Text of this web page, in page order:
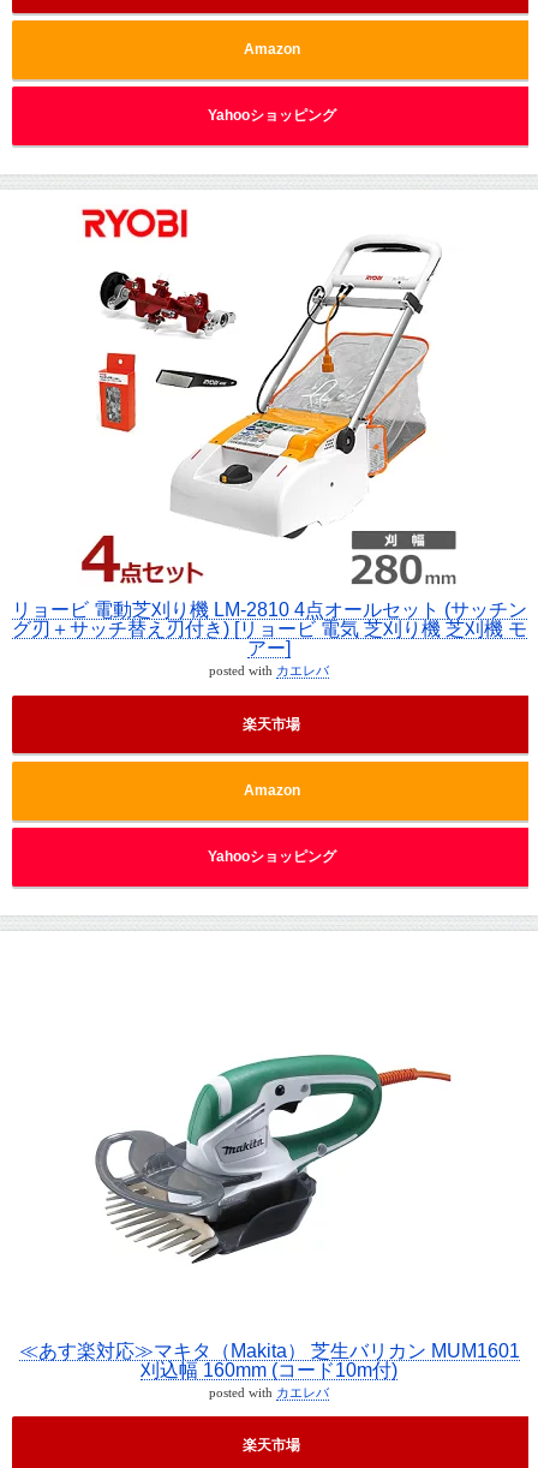
Amazon
Yahooショッピング
リョービ 電動芝刈り機 LM-2810 4点オールセット (サッチン
グ刃＋サッチ替え刃付き) [リョービ 電気 芝刈り機 芝刈機 モ
アー]
posted with カエレバ
楽天市場
Amazon
Yahooショッピング
≪あす楽対応≫マキタ（Makita） 芝生バリカン MUM1601
刈込幅 160mm (コード10m付)
posted with カエレバ
楽天市場